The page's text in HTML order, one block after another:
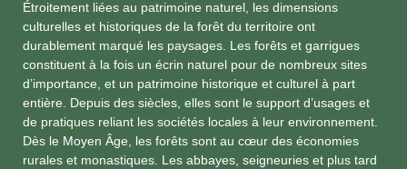
Étroitement liées au patrimoine naturel, les dimensions
culturelles et historiques de la forêt du territoire ont
durablement marqué les paysages. Les forêts et garrigues
constituent à la fois un écrin naturel pour de nombreux sites
d’importance, et un patrimoine historique et culturel à part
entière. Depuis des siècles, elles sont le support d’usages et
de pratiques reliant les sociétés locales à leur environnement.
Dès le Moyen Âge, les forêts sont au cœur des économies
rurales et monastiques. Les abbayes, seigneuries et plus tard